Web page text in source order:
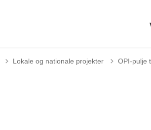
Lokale og nationale projekter OPI-pulje